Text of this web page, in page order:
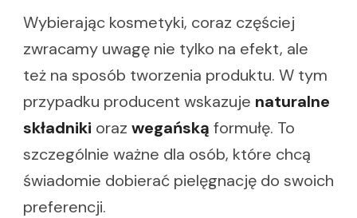
Wybierając kosmetyki, coraz częściej
zwracamy uwagę nie tylko na efekt, ale
też na sposób tworzenia produktu. W tym
przypadku producent wskazuje naturalne
składniki oraz wegańską formułę. To
szczególnie ważne dla osób, które chcą
świadomie dobierać pielęgnację do swoich
preferencji.